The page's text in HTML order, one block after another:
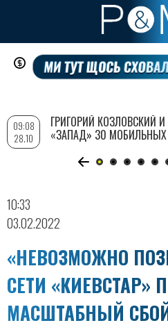
Перейти
содержанию
10:33
03.02.2022
«НЕВОЗМОЖНО
СЕТИ «КИЕВСТАР»
МАСШТАБНЫЙ
09:08
28.10
ГРИГОРИЙ КОЗЛОВСКИЙ
«ЗАПАД» 30 МОБИЛЬНЫХ